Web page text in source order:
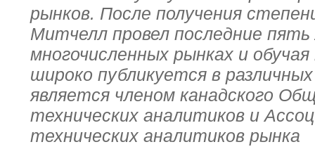
рынков. После получения
Митчелл провел последние
многочисленных рынках и
широко публикуется в
является членом канадского
технических аналитиков и
технических аналитиков рынка